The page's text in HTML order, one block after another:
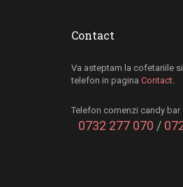
Contact
Va asteptam la cofetariile
telefon in pagina Contact.
Telefon comenzi candy
0732 277 070 /